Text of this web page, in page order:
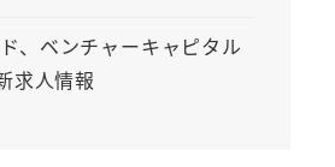
、ベンチャーキャピタル
求人情報